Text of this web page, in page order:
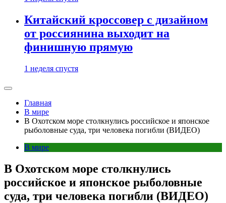
Китайский кроссовер с дизайном
от россиянина выходит на
финишную прямую
1 неделя спустя
Главная
В мире
В Охотском море столкнулись российское и японское
рыболовные суда, три человека погибли (ВИДЕО)
В мире
В Охотском море столкнулись
российское и японское рыболовные
суда, три человека погибли (ВИДЕО)